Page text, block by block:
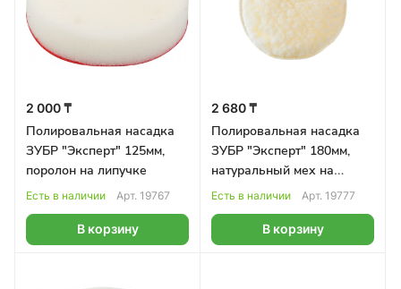
2 000 ₸
Полировальная насадка
ЗУБР "Эксперт" 125мм,
поролон на липучке
Есть в наличии Арт. 19767
В корзину
2 680 ₸
Полировальная насадка
ЗУБР "Эксперт" 180мм,
натуральный мех на
липучке
Есть в наличии Арт. 19777
В корзину